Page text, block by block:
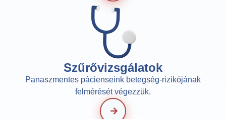
Szűrővizsgálatok
Panaszmentes pácienseink betegség-rizikójának
felmérését végezzük.